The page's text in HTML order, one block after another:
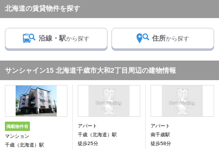
北海道の賃貸物件を探す
沿線・駅から探す 住所から探す
サンシャイン15 北海道千歳市大和2丁目周辺の建物情報
掲載物件有
マンション
千歳（北海道）駅
アパート
千歳（北海道）駅
徒歩25分
アパート
南千歳駅
徒歩58分